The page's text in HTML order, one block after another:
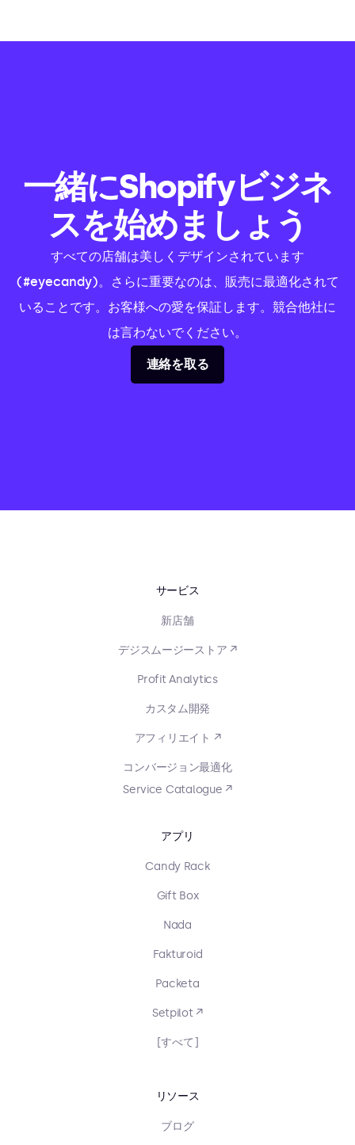
一緒にShopifyビジネ
スを始めましょう
すべての店舗は美しくデザインされています
(#eyecandy)。さらに重要なのは、販売に最適化されて
いることです。お客様への愛を保証します。競合他社に
は言わないでください。
連絡を取る
サービス
新店舗
デジスムージーストア ↗
Profit Analytics
カスタム開発
アフィリエイト ↗
コンバージョン最適化
Service Catalogue ↗
アプリ
Candy Rack
Gift Box
Nada
Fakturoid
Packeta
Setpilot ↗
[すべて]
リソース
ブログ